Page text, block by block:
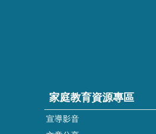
家庭教育資源專區
宣導影音